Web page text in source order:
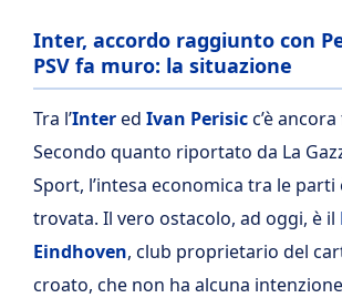
Inter, accordo raggiunto con
PSV fa muro: la situazione
Tra l’Intered Ivan Perisicc’è
Secondo quanto riportato da La
Sport, l’intesa economica tra le parti
trovata. Il vero ostacolo, ad oggi, è il
Eindhoven, club proprietario del
croato, che non ha alcuna